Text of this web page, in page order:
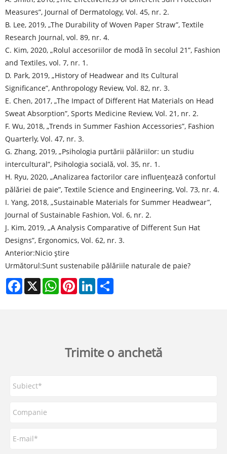
Measures”, Journal of Dermatology, Vol. 45, nr. 2.
B. Lee, 2019, „The Durability of Woven Paper Straw”, Textile
Research Journal, vol. 89, nr. 4.
C. Kim, 2020, „Rolul accesoriilor de modă în secolul 21”, Fashion
and Textiles, vol. 7, nr. 1.
D. Park, 2019, „History of Headwear and Its Cultural
Significance”, Anthropology Review, Vol. 82, nr. 3.
E. Chen, 2017, „The Impact of Different Hat Materials on Head
Sweat Absorption”, Sports Medicine Review, Vol. 21, nr. 2.
F. Wu, 2018, „Trends in Summer Fashion Accessories”, Fashion
Quarterly, Vol. 47, nr. 3.
G. Zhang, 2019, „Psihologia purtării pălăriilor: un studiu
intercultural”, Psihologia socială, vol. 35, nr. 1.
H. Ryu, 2020, „Analizarea factorilor care influențează confortul
pălăriei de paie”, Textile Science and Engineering, Vol. 73, nr. 4.
I. Yang, 2018, „Sustainable Materials for Summer Headwear”,
Journal of Sustainable Fashion, Vol. 6, nr. 2.
J. Kim, 2019, „A Analysis Comparative of Different Sun Hat
Designs”, Ergonomics, Vol. 62, nr. 3.
Anterior:Nicio știre
Următorul:Sunt sustenabile pălăriile naturale de paie?
Facebook
X WhatsAppPinterestLinkedIn
Trimite o anchetă